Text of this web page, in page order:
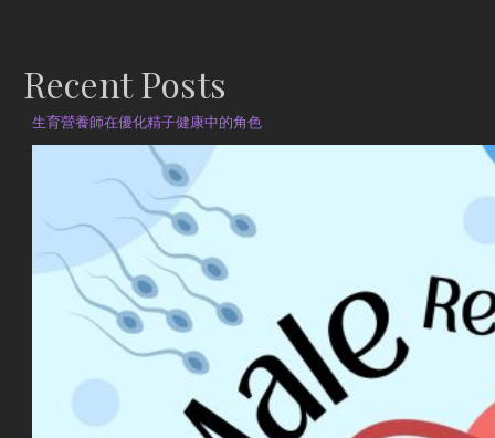
Recent Posts
生育營養師在優化精子健康中的角色